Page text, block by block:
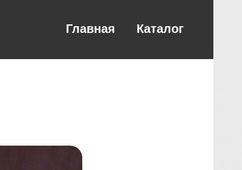
Главная Каталог